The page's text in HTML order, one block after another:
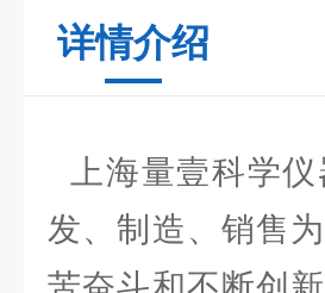
详情介绍
上海量壹科学
发、制造、销售